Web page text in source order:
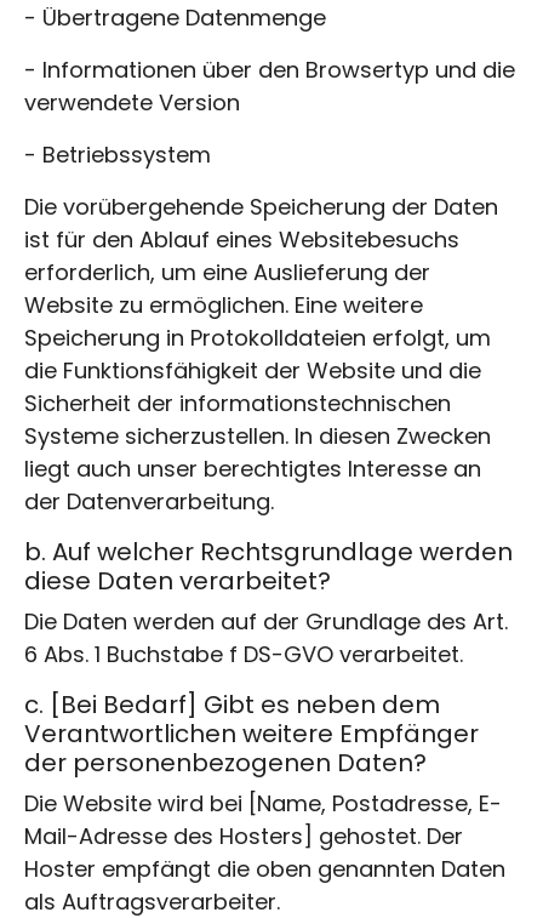
- Übertragene Datenmenge
- Informationen über den Browsertyp und die
verwendete Version
- Betriebssystem
Die vorübergehende Speicherung der Daten
ist für den Ablauf eines Websitebesuchs
erforderlich, um eine Auslieferung der
Website zu ermöglichen. Eine weitere
Speicherung in Protokolldateien erfolgt, um
die Funktionsfähigkeit der Website und die
Sicherheit der informationstechnischen
Systeme sicherzustellen. In diesen Zwecken
liegt auch unser berechtigtes Interesse an
der Datenverarbeitung.
b. Auf welcher Rechtsgrundlage werden
diese Daten verarbeitet?
Die Daten werden auf der Grundlage des Art.
6 Abs. 1 Buchstabe f DS-GVO verarbeitet.
c. [Bei Bedarf] Gibt es neben dem
Verantwortlichen weitere Empfänger
der personenbezogenen Daten?
Die Website wird bei [Name, Postadresse, E-
Mail-Adresse des Hosters] gehostet. Der
Hoster empfängt die oben genannten Daten
als Auftragsverarbeiter.